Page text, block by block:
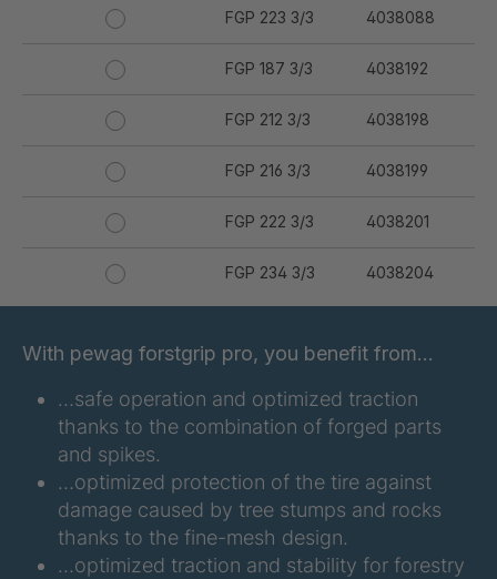
FGP 223 3/3 4038088
FGP 187 3/3 4038192
FGP 212 3/3 4038198
FGP 216 3/3 4038199
FGP 222 3/3 4038201
FGP 234 3/3 4038204
4038282
FGP 231 3/3 4038329
FGP 219 3/3
With pewag forstgrip pro, you benefit from…
…safe operation and optimized traction
thanks to the combination of forged parts
and spikes.
…optimized protection of the tire against
damage caused by tree stumps and rocks
thanks to the fine-mesh design.
…optimized traction and stability for forestry